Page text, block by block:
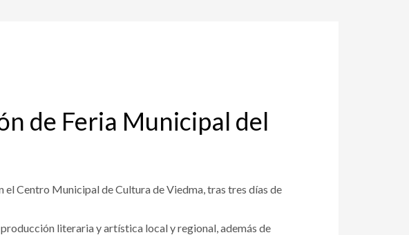
de Feria Municipal del
Centro Municipal de Cultura de Viedma, tras tres días de
literaria y artística local y regional, además de